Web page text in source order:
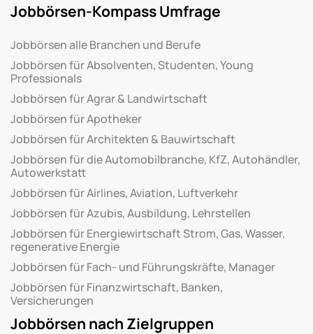
Jobbörsen-Kompass Umfrage
Jobbörsen alle Branchen und Berufe
Jobbörsen für Absolventen, Studenten, Young
Professionals
Jobbörsen für Agrar & Landwirtschaft
Jobbörsen für Apotheker
Jobbörsen für Architekten & Bauwirtschaft
Jobbörsen für die Automobilbranche, KfZ, Autohändler,
Autowerkstatt
Jobbörsen für Airlines, Aviation, Luftverkehr
Jobbörsen für Azubis, Ausbildung, Lehrstellen
Jobbörsen für Energiewirtschaft Strom, Gas, Wasser,
regenerative Energie
Jobbörsen für Fach- und Führungskräfte, Manager
Jobbörsen für Finanzwirtschaft, Banken,
Versicherungen
Jobbörsen nach Zielgruppen